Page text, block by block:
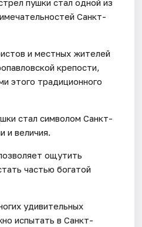
пушки стал одной из
Санкт-
и местных жителей
крепости,
этого традиционного
стал символом Санкт-
и величия.
ощутить
частью богатой
удивительных
испытать в Санкт-